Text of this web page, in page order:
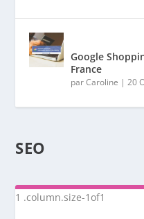
Google
France
parCaroline |20
SEO